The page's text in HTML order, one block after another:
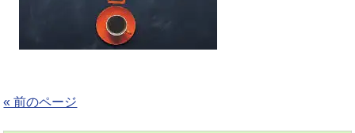
« 前のページ